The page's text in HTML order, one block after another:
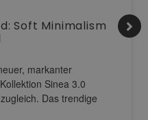
Soft Minimalism
markanter
Sinea 3.0
Das trendige